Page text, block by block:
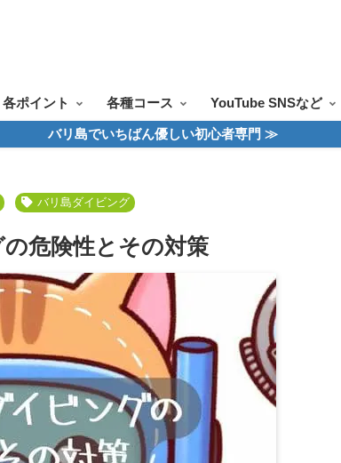
各ポイント 各種コース YouTube SNSなど
バリ島でいちばん優しい初心者専門 ≫
バリ島ダイビング
危険性とその対策